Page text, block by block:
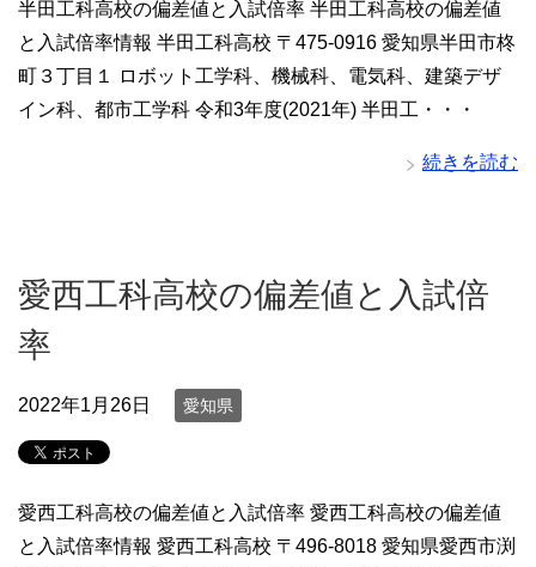
半田工科高校の偏差値と入試倍率 半田工科高校の偏差値
と入試倍率情報 半田工科高校 〒475-0916 愛知県半田市柊
町３丁目１ ロボット工学科、機械科、電気科、建築デザ
イン科、都市工学科 令和3年度(2021年) 半田工・・・
続きを読む
愛西工科高校の偏差値と入試倍
率
2022年1月26日 愛知県
愛西工科高校の偏差値と入試倍率 愛西工科高校の偏差値
と入試倍率情報 愛西工科高校 〒496-8018 愛知県愛西市渕